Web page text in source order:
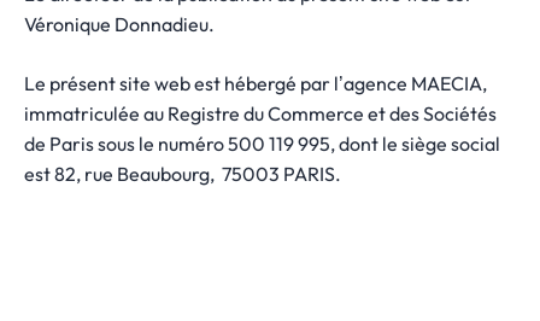
Véronique Donnadieu.
Le présent site web est hébergé par l’agence MAECIA,
immatriculée au Registre du Commerce et des Sociétés
de Paris sous le numéro 500 119 995, dont le siège social
est 82, rue Beaubourg, 75003 PARIS.